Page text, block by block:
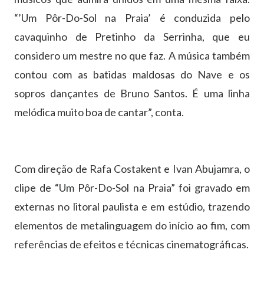
“’Um Pôr-Do-Sol na Praia’ é conduzida pelo
cavaquinho de Pretinho da Serrinha, que eu
considero um mestre no que faz. A música também
contou com as batidas maldosas do Nave e os
sopros dançantes de Bruno Santos. É uma linha
melódica muito boa de cantar”, conta.
Com direção de Rafa Costakent e Ivan Abujamra, o
clipe de “Um Pôr-Do-Sol na Praia” foi gravado em
externas no litoral paulista e em estúdio, trazendo
elementos de metalinguagem do início ao fim, com
referências de efeitos e técnicas cinematográficas.